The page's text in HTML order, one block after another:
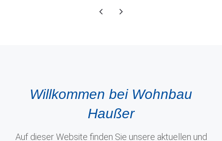
Willkommen bei Wohnbau
Haußer
Auf dieser Website finden Sie unsere aktuellen und